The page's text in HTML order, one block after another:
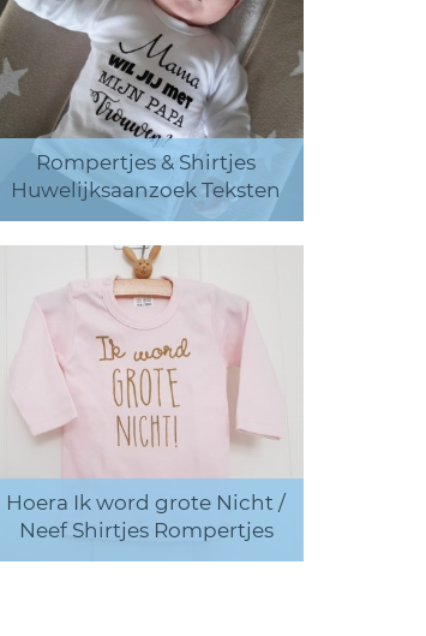
Rompertjes & Shirtjes
Huwelijksaanzoek Teksten
Hoera Ik word grote Nicht /
Neef Shirtjes Rompertjes